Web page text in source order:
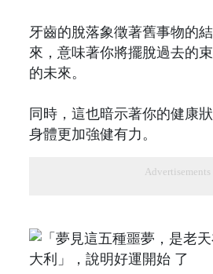
牙齒的脫落象徵著舊事物的
來，意味著你將擺脫過去的
的未來。
同時，這也暗示著你的健康
身體更加強健有力。
Advertisements